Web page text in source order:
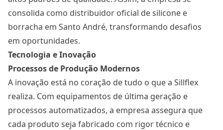
consolida como distribuidor oficial de silicone e
borracha em Santo André, transformando desafios
em oportunidades.
Tecnologia e Inovação
Processos de Produção Modernos
A inovação está no coração de tudo o que a Sillflex
realiza. Com equipamentos de última geração e
processos automatizados, a empresa assegura que
cada produto seja fabricado com rigor técnico e